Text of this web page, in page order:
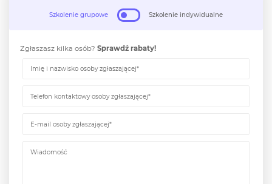
Szkolenie grupowe Szkolenie indywidualne
Zgłaszasz kilka osób? Sprawdź rabaty!